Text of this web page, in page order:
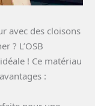
avec des cloisons
? L’OSB
! Ce matériau
: